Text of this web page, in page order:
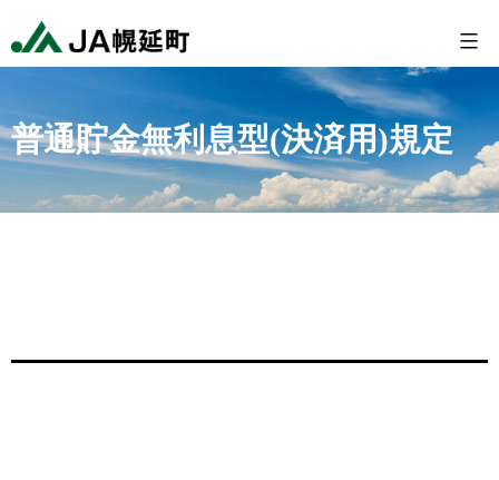
ン
ン
ツ
へ
プ
延
農
業
協
普通貯金無利息型(決済用)規定